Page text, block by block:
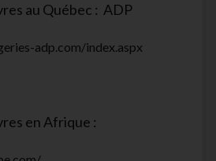
au Québec : ADP
adp.com/index.aspx
en Afrique :